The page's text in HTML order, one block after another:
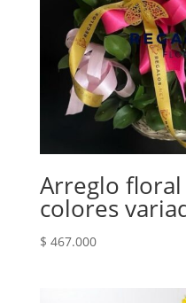
Arreglo
colores
$ 467.000